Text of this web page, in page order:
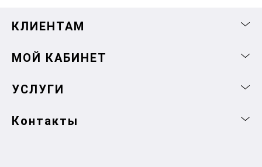
КЛИЕНТАМ
МОЙ КАБИНЕТ
УСЛУГИ
Контакты